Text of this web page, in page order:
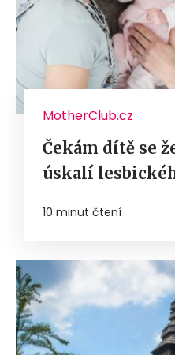
MotherClub.cz
Čekám dítě se
úskalí
10 minut čtení